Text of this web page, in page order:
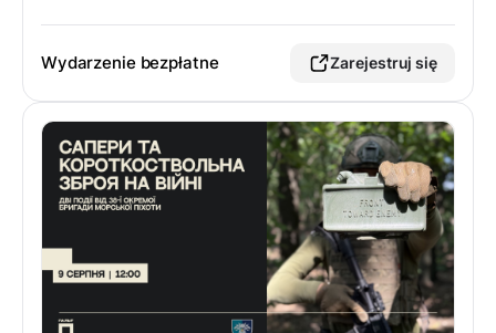
Wydarzenie bezpłatne Zarejestruj się